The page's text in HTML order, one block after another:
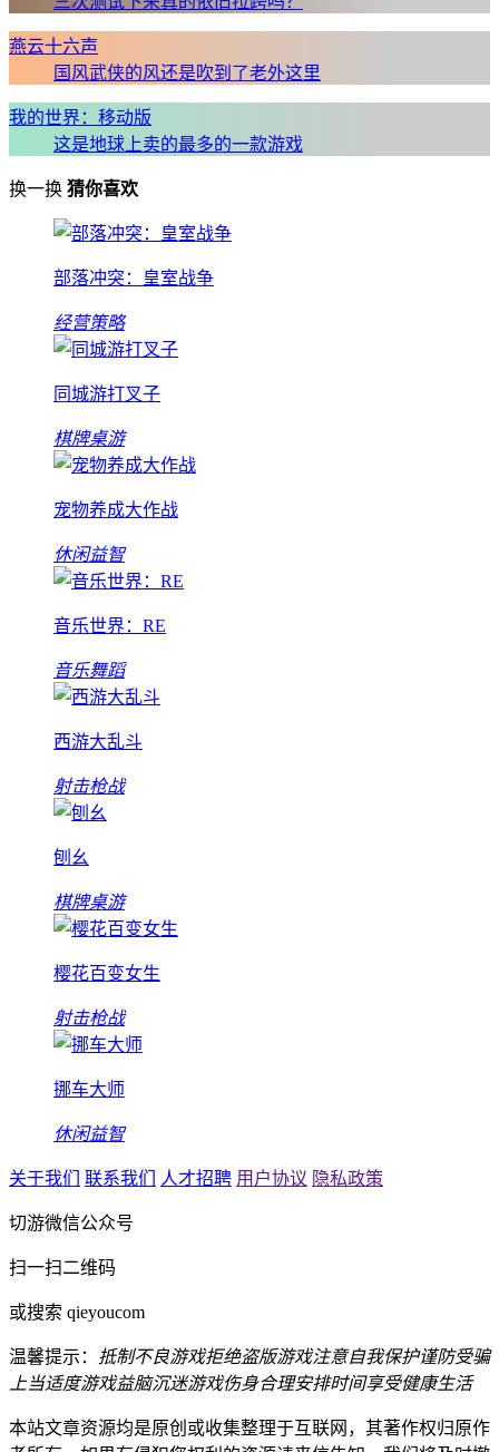
燕云十六声
国风武侠的风还是吹到了老外这里
我的世界：移动版
这是地球上卖的最多的一款游戏
换一换 猜你喜欢
部落冲突：皇室战争
经营策略
同城游打叉子
棋牌桌游
宠物养成大作战
休闲益智
音乐世界：RE
音乐舞蹈
西游大乱斗
射击枪战
刨幺
棋牌桌游
樱花百变女生
射击枪战
挪车大师
休闲益智
关于我们 联系我们 人才招聘 用户协议 隐私政策
切游微信公众号
扫一扫二维码
或搜索 qieyoucom
温馨提示： 抵制不良游戏拒绝盗版游戏注意自我保护谨防受骗
上当适度游戏益脑沉迷游戏伤身合理安排时间享受健康生活
本站文章资源均是原创或收集整理于互联网，其著作权归原作